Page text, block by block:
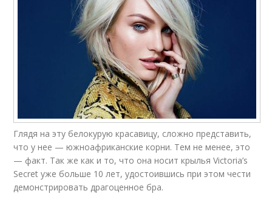
Глядя на эту белокурую красавицу, сложно представить,
что у нее — южноафриканские корни. Тем не менее, это
— факт. Так же как и то, что она носит крылья Victoria’s
Secret уже больше 10 лет, удостоившись при этом чести
демонстрировать драгоценное бра.